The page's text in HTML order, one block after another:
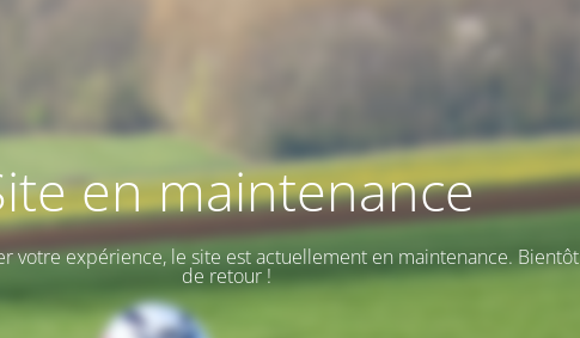
en maintenance
votre expérience, le site est actuellement en maintenance. Bientôt
de retour !